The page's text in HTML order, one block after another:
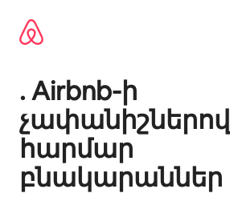
բովանդակությանը
. Airbnb-ի
չափանիշներով
հարմար
բնակարաններ